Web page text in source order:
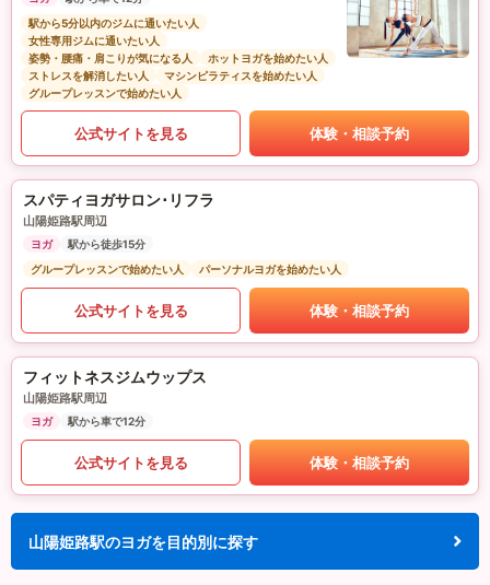
駅から5分以内のジムに通いたい人
女性専用ジムに通いたい人
姿勢・腰痛・肩こりが気になる人
ホットヨガを始めたい人
ストレスを解消したい人
マシンピラティスを始めたい人
グループレッスンで始めたい人
公式サイトを見る 体験・相談予約
スパティヨガサロン･リフラ
山陽姫路駅周辺
ヨガ
駅から徒歩15分
グループレッスンで始めたい人
パーソナルヨガを始めたい人
公式サイトを見る 体験・相談予約
フィットネスジムウップス
山陽姫路駅周辺
ヨガ 駅から車で12分
公式サイトを見る 体験・相談予約
山陽姫路駅のヨガを目的別に探す